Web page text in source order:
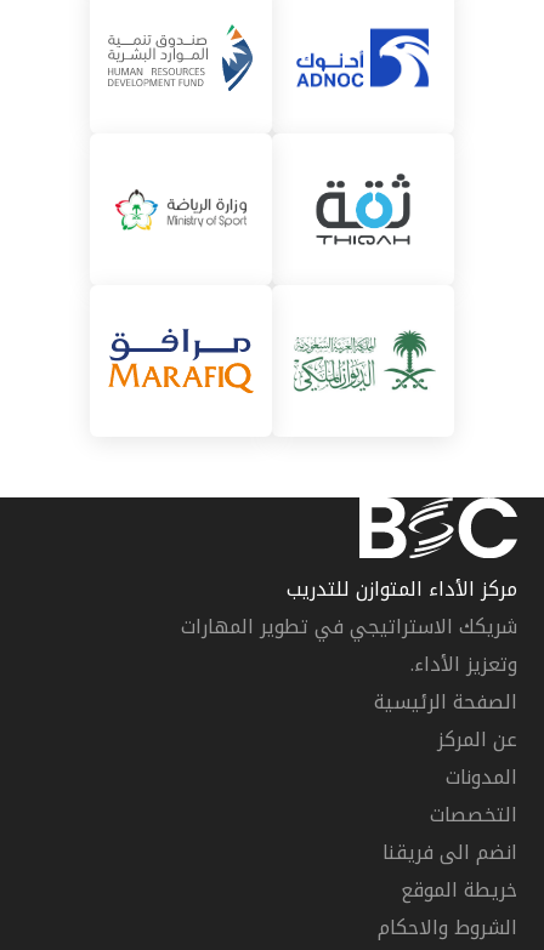
مركز الأداء المتوازن للتدريب
شريكك الاستراتيجي في تطوير المهارات
وتعزيز الأداء.
الصفحة الرئيسية
عن المركز
المدونات
التخصصات
انضم الى فريقنا
خريطة الموقع
الشروط والاحكام